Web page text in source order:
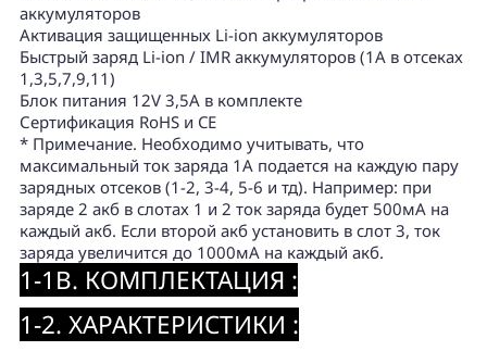
аккумуляторов
Активация защищенных Li-ion аккумуляторов
Быстрый заряд Li-ion / IMR аккумуляторов (1А в отсеках
1,3,5,7,9,11)
Блок питания 12V 3,5A в комплекте
Сертификация RoHS и CE
* Примечание. Необходимо учитывать, что
максимальный ток заряда 1А подается на каждую пару
зарядных отсеков (1-2, 3-4, 5-6 и тд). Например: при
заряде 2 акб в слотах 1 и 2 ток заряда будет 500мА на
каждый акб. Если второй акб установить в слот 3, ток
заряда увеличится до 1000мА на каждый акб.
1-1B. КОМПЛЕКТАЦИЯ :
1-2. ХАРАКТЕРИСТИКИ :